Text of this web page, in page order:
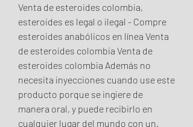
Venta de esteroides colombia,
esteroides es legal o ilegal - Compre
esteroides anabólicos en línea Venta
de esteroides colombia Venta de
esteroides colombia Además no
necesita inyecciones cuando use este
producto porque se ingiere de
manera oral, y puede recibirlo en
cualquier lugar del mundo con un.